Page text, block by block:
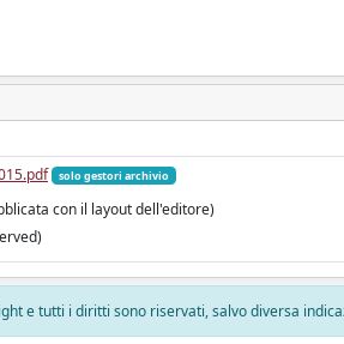
solo gestori archivio
con il layout dell'editore)
e tutti i diritti sono riservati, salvo diversa